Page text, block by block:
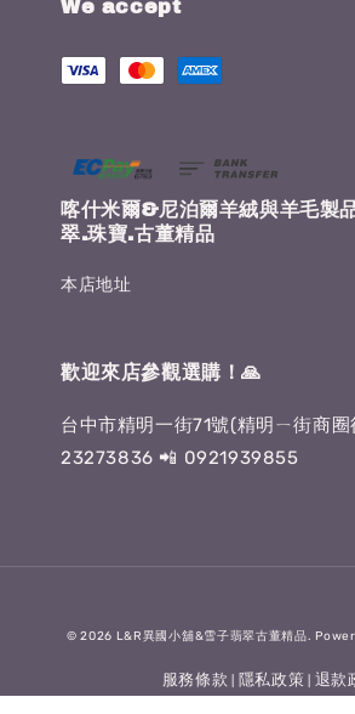
We accept
喀什米爾&尼泊爾羊絨與羊毛製
翠.珠寶.古董精品
本店地址
歡迎來店參觀選購！🙏
台中市精明一街71號(精明ㄧ街商
23273836 📲 0921939855
© 2026 L&R異國小舖&雪子翡翠古董精品.
服務條款 隱私政策 退款